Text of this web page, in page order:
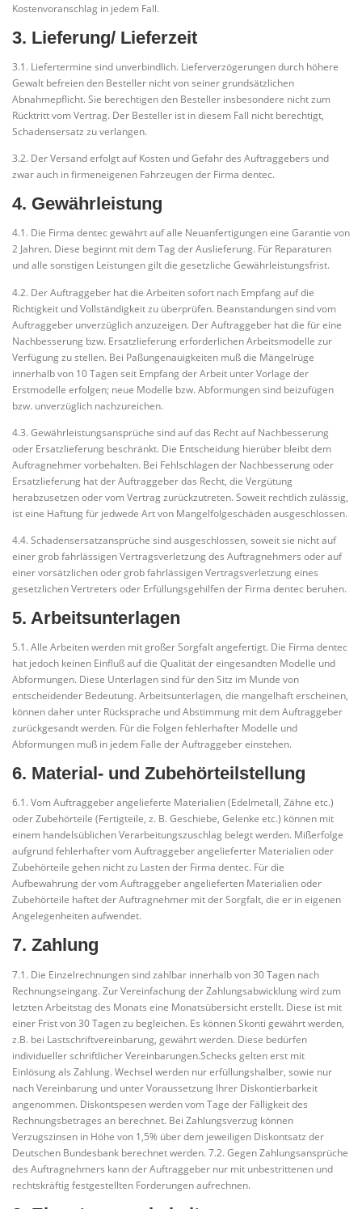
Kostenvoranschlag in jedem Fall.
3. Lieferung/ Lieferzeit
3.1. Liefertermine sind unverbindlich. Lieferverzögerungen durch höhere
Gewalt befreien den Besteller nicht von seiner grundsätzlichen
Abnahmepflicht. Sie berechtigen den Besteller insbesondere nicht zum
Rücktritt vom Vertrag. Der Besteller ist in diesem Fall nicht berechtigt,
Schadensersatz zu verlangen.
3.2. Der Versand erfolgt auf Kosten und Gefahr des Auftraggebers und
zwar auch in firmeneigenen Fahrzeugen der Firma dentec.
4. Gewährleistung
4.1. Die Firma dentec gewährt auf alle Neuanfertigungen eine Garantie von
2 Jahren. Diese beginnt mit dem Tag der Auslieferung. Für Reparaturen
und alle sonstigen Leistungen gilt die gesetzliche Gewährleistungsfrist.
4.2. Der Auftraggeber hat die Arbeiten sofort nach Empfang auf die
Richtigkeit und Vollständigkeit zu überprüfen. Beanstandungen sind vom
Auftraggeber unverzüglich anzuzeigen. Der Auftraggeber hat die für eine
Nachbesserung bzw. Ersatzlieferung erforderlichen Arbeitsmodelle zur
Verfügung zu stellen. Bei Paßungenauigkeiten muß die Mängelrüge
innerhalb von 10 Tagen seit Empfang der Arbeit unter Vorlage der
Erstmodelle erfolgen; neue Modelle bzw. Abformungen sind beizufügen
bzw. unverzüglich nachzureichen.
4.3. Gewährleistungsansprüche sind auf das Recht auf Nachbesserung
oder Ersatzlieferung beschränkt. Die Entscheidung hierüber bleibt dem
Auftragnehmer vorbehalten. Bei Fehlschlagen der Nachbesserung oder
Ersatzlieferung hat der Auftraggeber das Recht, die Vergütung
herabzusetzen oder vom Vertrag zurückzutreten. Soweit rechtlich zulässig,
ist eine Haftung für jedwede Art von Mangelfolgeschäden ausgeschlossen.
4.4. Schadensersatzansprüche sind ausgeschlossen, soweit sie nicht auf
einer grob fahrlässigen Vertragsverletzung des Auftragnehmers oder auf
einer vorsätzlichen oder grob fahrlässigen Vertragsverletzung eines
gesetzlichen Vertreters oder Erfüllungsgehilfen der Firma dentec beruhen.
5. Arbeitsunterlagen
5.1. Alle Arbeiten werden mit großer Sorgfalt angefertigt. Die Firma dentec
hat jedoch keinen Einfluß auf die Qualität der eingesandten Modelle und
Abformungen. Diese Unterlagen sind für den Sitz im Munde von
entscheidender Bedeutung. Arbeitsunterlagen, die mangelhaft erscheinen,
können daher unter Rücksprache und Abstimmung mit dem Auftraggeber
zurückgesandt werden. Für die Folgen fehlerhafter Modelle und
Abformungen muß in jedem Falle der Auftraggeber einstehen.
6. Material- und Zubehörteilstellung
6.1. Vom Auftraggeber angelieferte Materialien (Edelmetall, Zähne etc.)
oder Zubehörteile (Fertigteile, z. B. Geschiebe, Gelenke etc.) können mit
einem handelsüblichen Verarbeitungszuschlag belegt werden. Mißerfolge
aufgrund fehlerhafter vom Auftraggeber angelieferter Materialien oder
Zubehörteile gehen nicht zu Lasten der Firma dentec. Für die
Aufbewahrung der vom Auftraggeber angelieferten Materialien oder
Zubehörteile haftet der Auftragnehmer mit der Sorgfalt, die er in eigenen
Angelegenheiten aufwendet.
7. Zahlung
7.1. Die Einzelrechnungen sind zahlbar innerhalb von 30 Tagen nach
Rechnungseingang. Zur Vereinfachung der Zahlungsabwicklung wird zum
letzten Arbeitstag des Monats eine Monatsübersicht erstellt. Diese ist mit
einer Frist von 30 Tagen zu begleichen. Es können Skonti gewährt werden,
z.B. bei Lastschriftvereinbarung, gewährt werden. Diese bedürfen
individueller schriftlicher Vereinbarungen.Schecks gelten erst mit
Einlösung als Zahlung. Wechsel werden nur erfüllungshalber, sowie nur
nach Vereinbarung und unter Voraussetzung Ihrer Diskontierbarkeit
angenommen. Diskontspesen werden vom Tage der Fälligkeit des
Rechnungsbetrages an berechnet. Bei Zahlungsverzug können
Verzugszinsen in Höhe von 1,5% über dem jeweiligen Diskontsatz der
Deutschen Bundesbank berechnet werden. 7.2. Gegen Zahlungsansprüche
des Auftragnehmers kann der Auftraggeber nur mit unbestrittenen und
rechtskräftig festgestellten Forderungen aufrechnen.